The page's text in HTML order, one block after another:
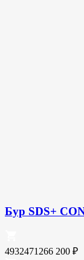
Бур SDS+
4932471266 200 ₽